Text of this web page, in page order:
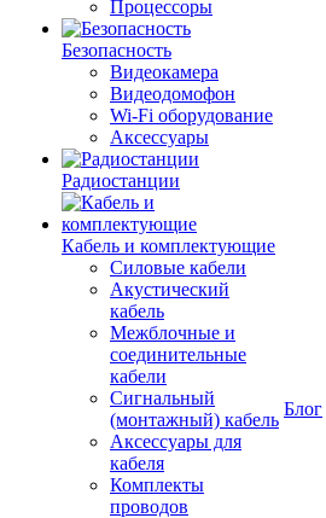
Процессоры
Безопасность
Видеокамера
Видеодомофон
Wi-Fi оборудование
Аксессуары
Радиостанции
Кабель и комплектующие
Силовые кабели
Акустический
кабель
Межблочные и
соединительные
кабели
Сигнальный
(монтажный) кабель
Аксессуары для
кабеля
Комплекты
проводов
Блог